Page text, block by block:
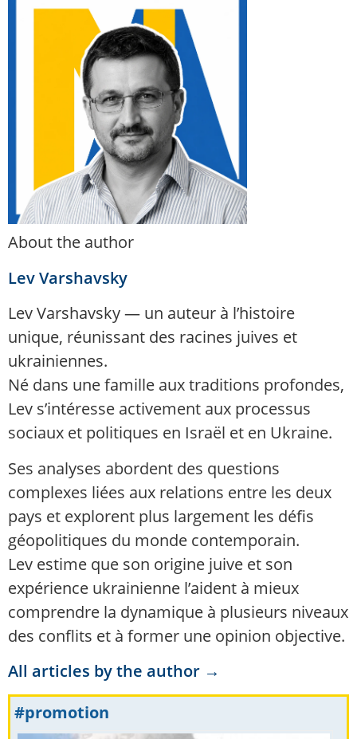
About the author
Lev Varshavsky
Lev Varshavsky — un auteur à l’histoire
unique, réunissant des racines juives et
ukrainiennes.
Né dans une famille aux traditions profondes,
Lev s’intéresse activement aux processus
sociaux et politiques en Israël et en Ukraine.
Ses analyses abordent des questions
complexes liées aux relations entre les deux
pays et explorent plus largement les défis
géopolitiques du monde contemporain.
Lev estime que son origine juive et son
expérience ukrainienne l’aident à mieux
comprendre la dynamique à plusieurs niveaux
des conflits et à former une opinion objective.
All articles by the author →
#promotion